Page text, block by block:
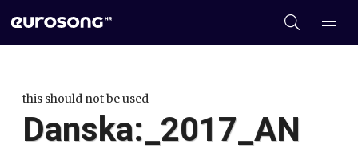
this should not be used
Danska:_2017_AN